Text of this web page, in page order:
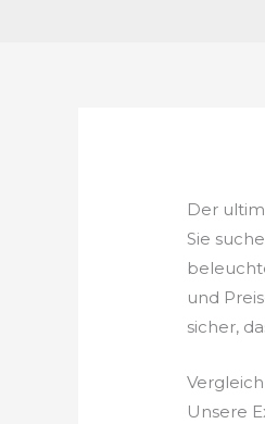
Der
Sie
und
sicher,
Unsere